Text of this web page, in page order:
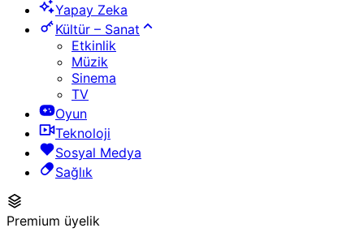
Yapay Zeka
Kültür – Sanat
Etkinlik
Müzik
Sinema
TV
Oyun
Teknoloji
Sosyal Medya
Sağlık
Premium üyelik